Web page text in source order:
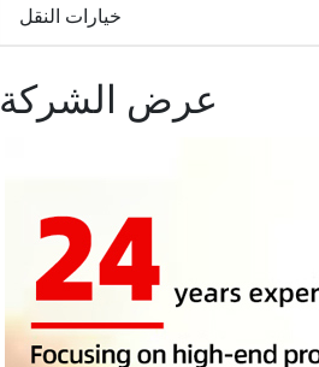
خيارات النقل
عرض الشركة